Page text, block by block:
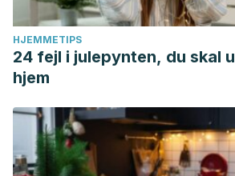
HJEMMETIPS
24 fejl i julepynten, du skal
hjem